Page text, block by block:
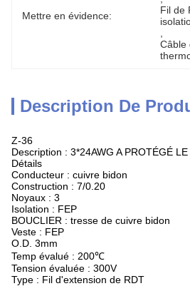
Mettre en évidence:
Fil de
Câble
Description De
Z-36
Description : 3*24AWG A PROTÉGÉ
Détails
Conducteur : cuivre bidon
Construction : 7/0.20
Noyaux : 3
Isolation : FEP
BOUCLIER : tresse de cuivre bidon
Veste : FEP
O.D. 3mm
Temp évalué : 200℃
Tension évaluée : 300V
Type : Fil d'extension de RDT